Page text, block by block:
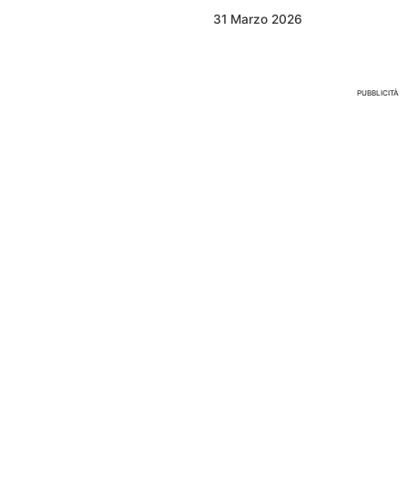
31 Marzo 2026
PUBBLICITÀ